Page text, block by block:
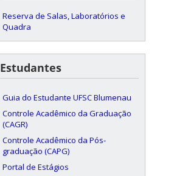
Reserva de Salas, Laboratórios e
Quadra
Estudantes
Guia do Estudante UFSC Blumenau
Controle Acadêmico da Graduação
(CAGR)
Controle Acadêmico da Pós-
graduação (CAPG)
Portal de Estágios